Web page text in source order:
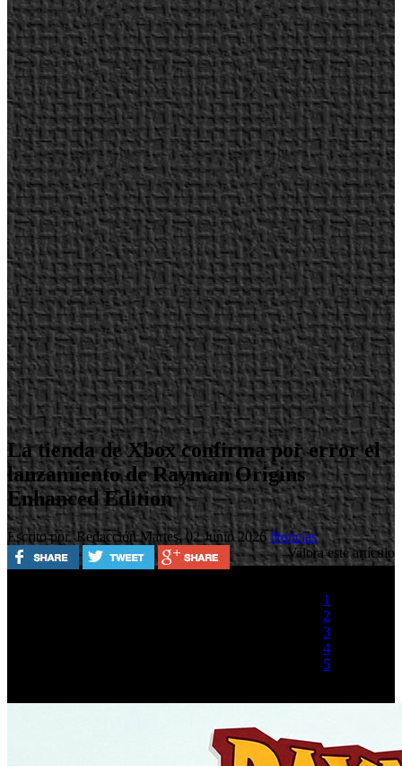
La tienda de Xbox confirma por error el
lanzamiento de Rayman Origins
Enhanced Edition
Escrito por RedacciónMartes, 02 Junio 2026Noticias
Valora este artículo
1
2
3
4
5